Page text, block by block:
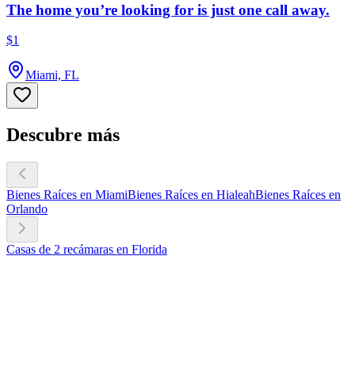
The home you’re looking for is just one call away.
$1
Miami, FL
Descubre más
Bienes Raíces en MiamiBienes Raíces en HialeahBienes Raíces en
Orlando
Casas de 2 recámaras en Florida